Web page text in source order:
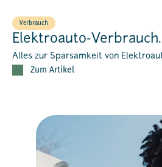
Verbrauch
Elektroauto-Verbrauch.
Alles zur Sparsamkeit von
Zum Artikel